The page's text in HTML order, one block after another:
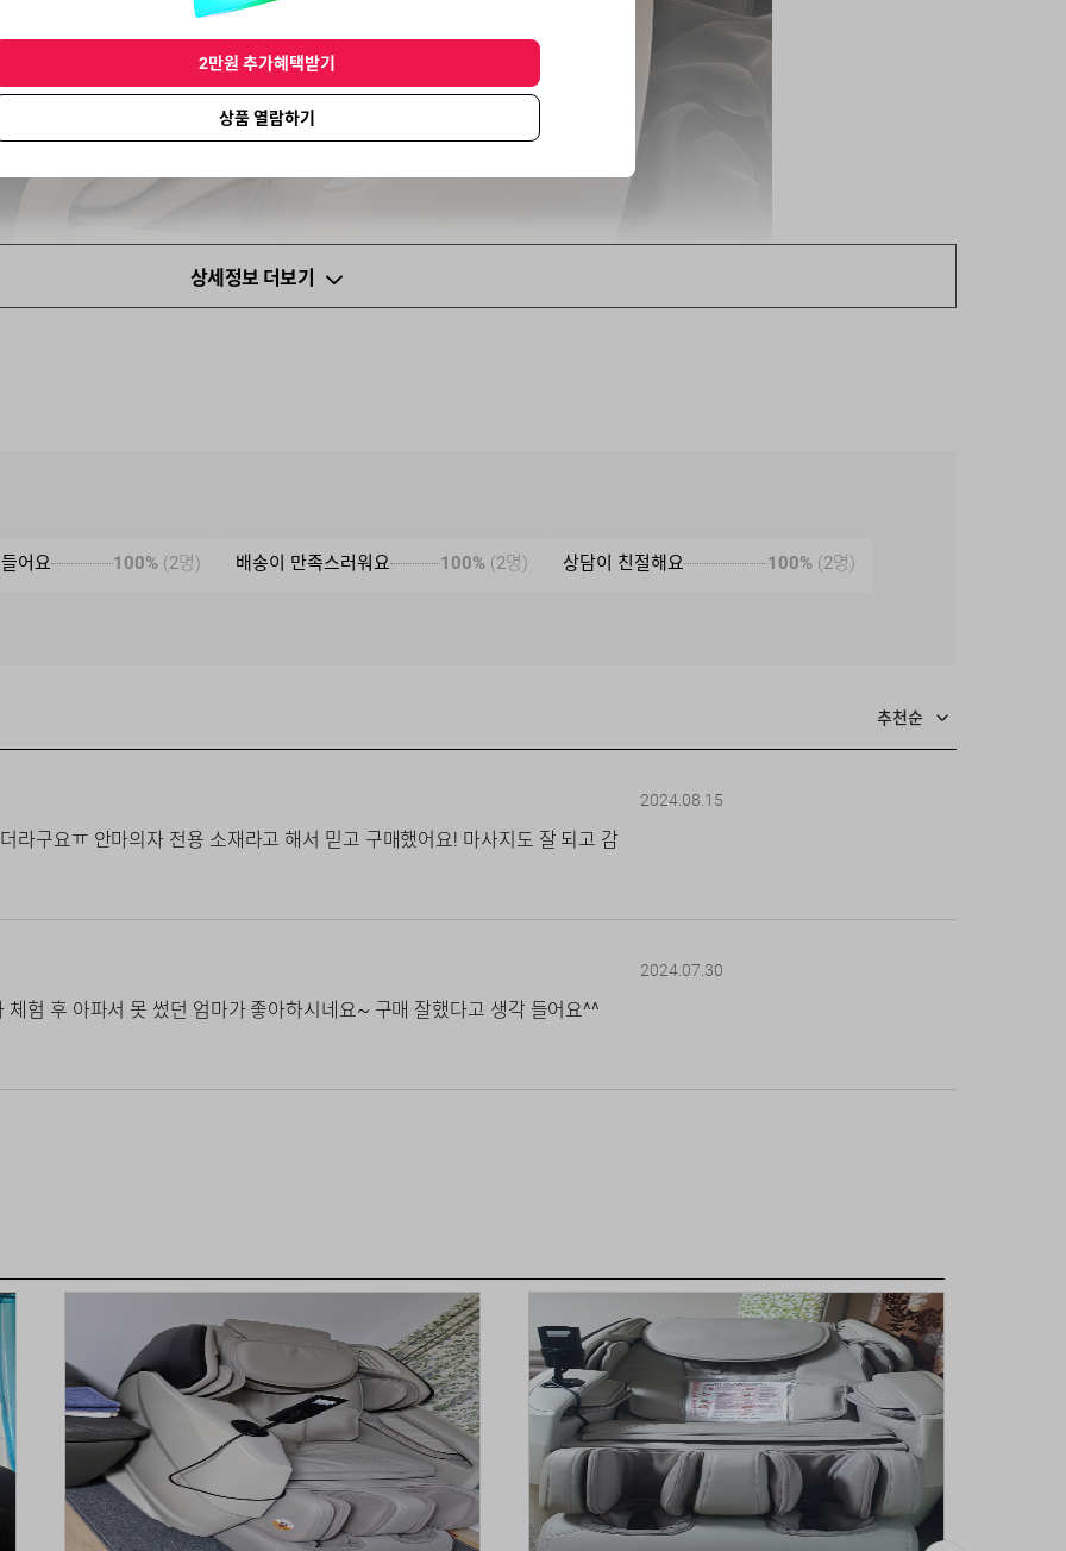
상세정보 더보기
어요 100% (2명) 배송이 만족스러워요 100% (2명) 상담이 친절해요 100% (2명)
추천순
2024.08.15
라구요ㅠ 안마의자 전용 소재라고 해서 믿고 구매했어요! 마사지도 잘 되고 감
2024.07.30
험 후 아파서 못 썼던 엄마가 좋아하시네요~ 구매 잘했다고 생각 들어요^^
2만원 추가혜택받기
상품 열람하기